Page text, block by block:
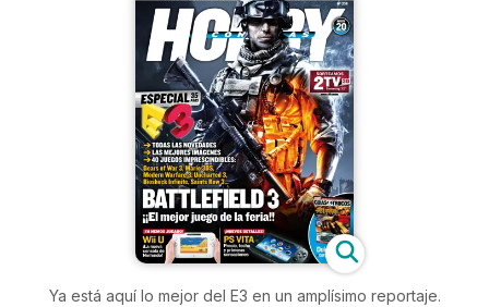
Ya está aquí lo mejor del E3 en un amplísimo reportaje.